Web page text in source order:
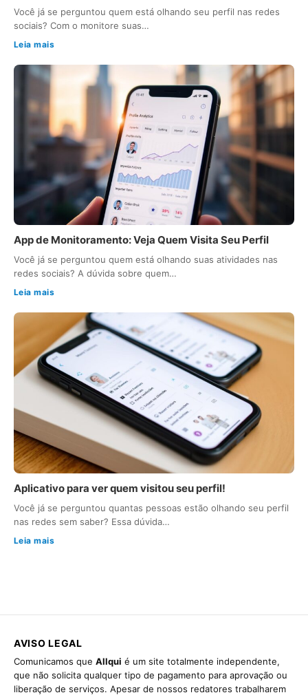
Você já se perguntou quem está olhando seu perfil nas redes
sociais? Com o monitore suas…
Leia mais
App de Monitoramento: Veja Quem Visita Seu Perfil
Você já se perguntou quem está olhando suas atividades nas
redes sociais? A dúvida sobre quem…
Leia mais
Aplicativo para ver quem visitou seu perfil!
Você já se perguntou quantas pessoas estão olhando seu perfil
nas redes sem saber? Essa dúvida…
Leia mais
AVISO LEGAL
Comunicamos que Allqui é um site totalmente independente,
que não solicita qualquer tipo de pagamento para aprovação ou
liberação de serviços. Apesar de nossos redatores trabalharem